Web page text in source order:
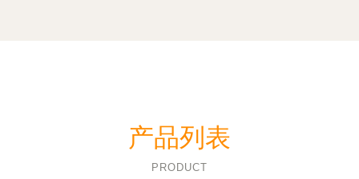
产品列表
PRODUCT